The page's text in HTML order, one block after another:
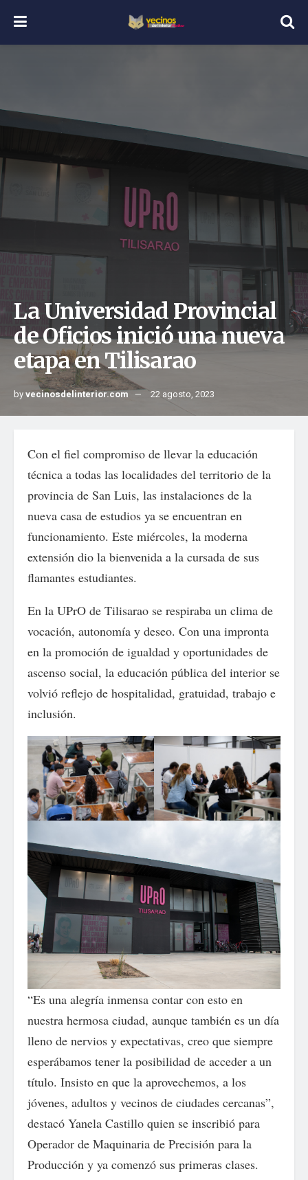
La Universidad Provincial
de Oficios inició una nueva
etapa en Tilisarao
byvecinosdelinterior.com 22 agosto, 2023
Con el fiel compromiso de llevar la educación
técnica a todas las localidades del territorio de la
provincia de San Luis, las instalaciones de la
nueva casa de estudios ya se encuentran en
funcionamiento. Este miércoles, la moderna
extensión dio la bienvenida a la cursada de sus
flamantes estudiantes.
En la UPrO de Tilisarao se respiraba un clima de
vocación, autonomía y deseo. Con una impronta
en la promoción de igualdad y oportunidades de
ascenso social, la educación pública del interior se
volvió reflejo de hospitalidad, gratuidad, trabajo e
inclusión.
“Es una alegría inmensa contar con esto en
nuestra hermosa ciudad, aunque también es un día
lleno de nervios y expectativas, creo que siempre
esperábamos tener la posibilidad de acceder a un
título. Insisto en que la aprovechemos, a los
jóvenes, adultos y vecinos de ciudades cercanas”,
destacó Yanela Castillo quien se inscribió para
Operador de Maquinaria de Precisión para la
Producción y ya comenzó sus primeras clases.